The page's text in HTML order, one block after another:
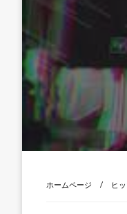
ホームページ ヒ